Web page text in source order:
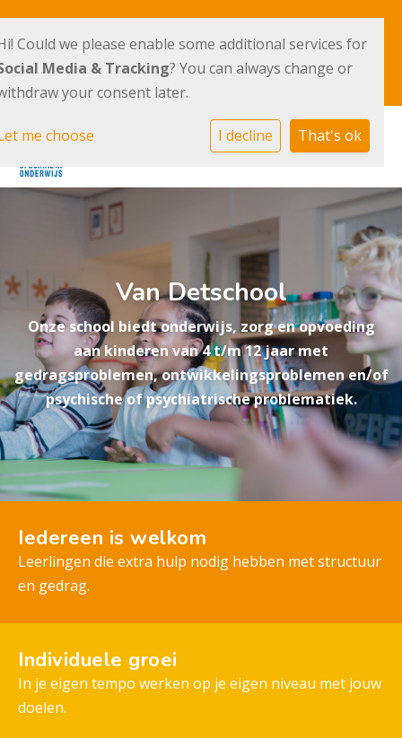
IJsbaanpad 7
1076 CV Amsterdam
E-mailadres
Van Detschool
Onze school biedt onderwijs, zorg en opvoeding
aan kinderen van 4 t/m 12 jaar met
gedragsproblemen, ontwikkelingsproblemen en/of
psychische of psychiatrische problematiek.
Iedereen is welkom
Leerlingen die extra hulp nodig hebben met structuur
en gedrag.
Individuele groei
In je eigen tempo werken op je eigen niveau met jouw
doelen.
Could we please enable some additional services for
Media & Tracking? You can always change or
your consent later.
me choose I decline That's ok